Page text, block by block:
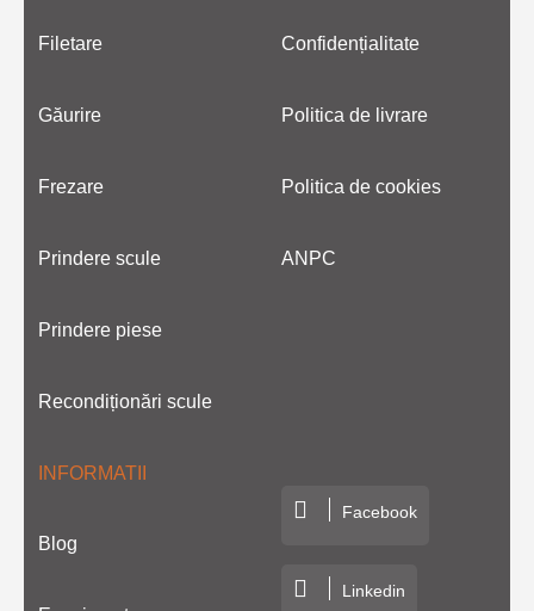
Filetare
Găurire
Frezare
Prindere scule
Prindere piese
Recondiționări scule
Confidențialitate
Politica de livrare
Politica de cookies
ANPC
INFORMATII
Blog
Facebook
Linkedin